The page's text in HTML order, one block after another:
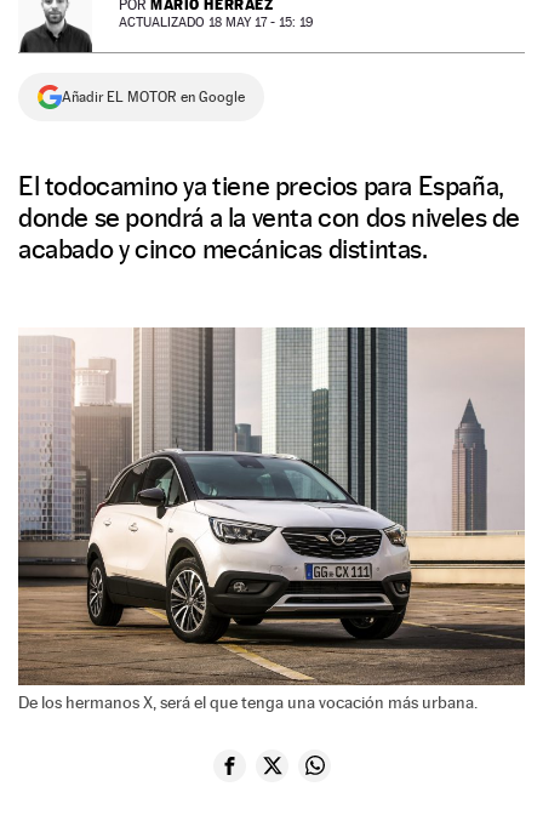
NEWSLETTER
SÍGUENOS
POR MARIO HERRÁEZ
ACTUALIZADO 18 MAY 17 - 15: 19
Añadir EL MOTOR en Google
El todocamino ya tiene precios para España,
donde se pondrá a la venta con dos niveles de
acabado y cinco mecánicas distintas.
De los hermanos X, será el que tenga una vocación más urbana.